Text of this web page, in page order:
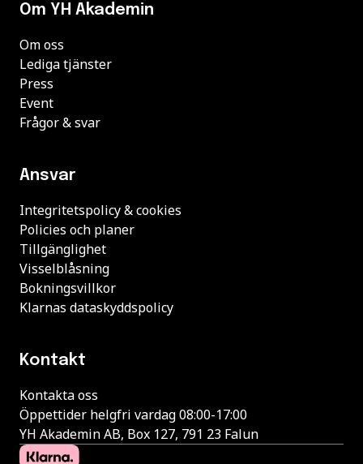
Om YH Akademin
Om oss
Lediga tjänster
Press
Event
Frågor & svar
Ansvar
Integritetspolicy & cookies
Policies och planer
Tillgänglighet
Visselblåsning
Bokningsvillkor
Klarnas dataskyddspolicy
Kontakt
Kontakta oss
Öppettider helgfri vardag 08:00-17:00
YH Akademin AB, Box 127, 791 23 Falun